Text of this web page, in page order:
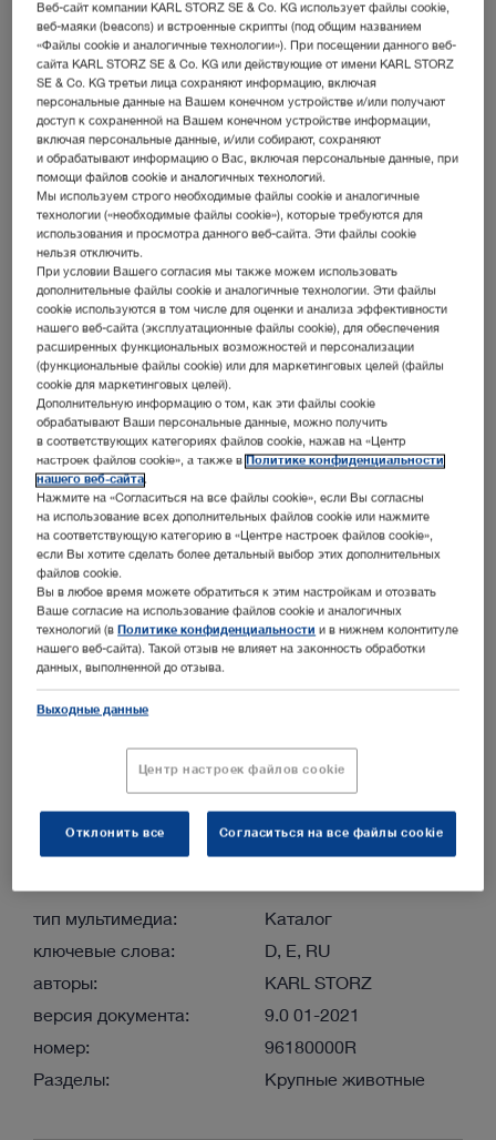
расширить фильтр
сортировать по: актуальность
1/1
VETERINARY ENDOSCOPY – SMALL ANIMALS –
тип мультимедиа:
Каталог
ключевые слова:
авторы:
KARL STORZ
версия документа:
5.0 05-2025
номер:
96180001E
Разделы:
Мелкие животные
ENGLISH
тип мультимедиа:
Каталог
ключевые слова:
D, E, RU
авторы:
KARL STORZ
версия документа:
9.0 01-2021
номер:
96180000R
Разделы:
Крупные животные
Веб-сайт компании KARL STORZ SE & Co. KG использует файлы cookie,
веб-маяки (beacons) и встроенные скрипты (под общим названием
«Файлы cookie и аналогичные технологии»). При посещении данного веб-
сайта KARL STORZ SE & Co. KG или действующие от имени KARL STORZ
SE & Co. KG третьи лица сохраняют информацию, включая
персональные данные на Вашем конечном устройстве и/или получают
доступ к сохраненной на Вашем конечном устройстве информации,
включая персональные данные, и/или собирают, сохраняют
и обрабатывают информацию о Вас, включая персональные данные, при
помощи файлов cookie и аналогичных технологий.
Мы используем строго необходимые файлы cookie и аналогичные
технологии («необходимые файлы cookie»), которые требуются для
использования и просмотра данного веб-сайта. Эти файлы cookie
нельзя отключить.
При условии Вашего согласия мы также можем использовать
дополнительные файлы cookie и аналогичные технологии. Эти файлы
cookie используются в том числе для оценки и анализа эффективности
нашего веб-сайта (эксплуатационные файлы cookie), для обеспечения
расширенных функциональных возможностей и персонализации
(функциональные файлы cookie) или для маркетинговых целей (файлы
cookie для маркетинговых целей).
Дополнительную информацию о том, как эти файлы cookie
обрабатывают Ваши персональные данные, можно получить
в соответствующих категориях файлов cookie, нажав на «Центр
настроек файлов cookie», а также вПолитике конфиденциальности
нашего веб-сайта.
Нажмите на «Согласиться на все файлы cookie», если Вы согласны
на использование всех дополнительных файлов cookie или нажмите
на соответствующую категорию в «Центре настроек файлов cookie»,
если Вы хотите сделать более детальный выбор этих дополнительных
файлов cookie.
Вы в любое время можете обратиться к этим настройкам и отозвать
Ваше согласие на использование файлов cookie и аналогичных
технологий (вПолитике конфиденциальности и в нижнем колонтитуле
нашего веб-сайта). Такой отзыв не влияет на законность обработки
данных, выполненной до отзыва.
Выходные данные
Центр настроек файлов cookie
Отклонить все Согласиться на все файлы cookie